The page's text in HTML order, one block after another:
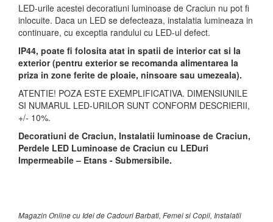
LED-urile acestei decoratiuni luminoase de Craciun nu pot fi
inlocuite. Daca un LED se defecteaza, instalatia lumineaza in
continuare, cu exceptia randului cu LED-ul defect.
IP44, poate fi folosita atat in spatii de interior cat si la
exterior (pentru exterior se recomanda alimentarea la
priza in zone ferite de ploaie, ninsoare sau umezeala).
ATENTIE! POZA ESTE EXEMPLIFICATIVA. DIMENSIUNILE
SI NUMARUL LED-URILOR SUNT CONFORM DESCRIERII,
+/- 10%.
Decoratiuni de Craciun, Instalatii luminoase de Craciun,
Perdele LED Luminoase de Craciun cu LEDuri
Impermeabile – Etans - Submersibile.
Magazin Online cu Idei de Cadouri Barbati, Femei si Copii, Instalatii